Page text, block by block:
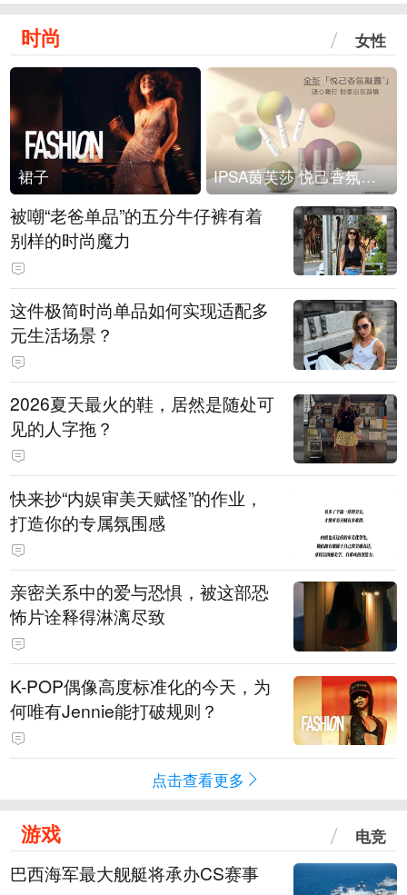
时尚 女性
裙子 IPSA茵芙莎 悦己香氛凝露上市
被嘲“老爸单品”的五分牛仔裤有着
别样的时尚魔力
这件极简时尚单品如何实现适配多
元生活场景？
2026夏天最火的鞋，居然是随处可
见的人字拖？
快来抄“内娱审美天赋怪”的作业，
打造你的专属氛围感
亲密关系中的爱与恐惧，被这部恐
怖片诠释得淋漓尽致
K-POP偶像高度标准化的今天，为
何唯有Jennie能打破规则？
点击查看更多
游戏 电竞
巴西海军最大舰艇将承办CS赛事